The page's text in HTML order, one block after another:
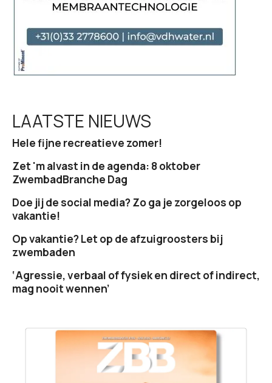
LAATSTE NIEUWS
Hele fijne recreatieve zomer!
Zet 'm alvast in de agenda: 8 oktober
ZwembadBranche Dag
Doe jij de social media? Zo ga je zorgeloos op
vakantie!
Op vakantie? Let op de afzuigroosters bij
zwembaden
‘Agressie, verbaal of fysiek en direct of indirect,
mag nooit wennen’